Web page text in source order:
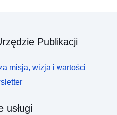
Publikacji
misja, wizja i wartości
usługi